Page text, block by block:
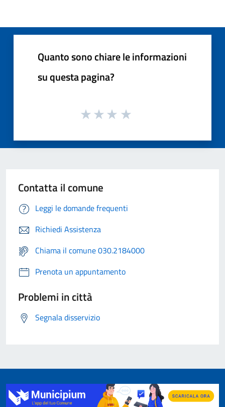
Quanto sono chiare le informazioni
su questa pagina?
Contatta il comune
Leggi le domande frequenti
Richiedi Assistenza
Chiama il comune 030.2184000
Prenota un appuntamento
Problemi in città
Segnala disservizio